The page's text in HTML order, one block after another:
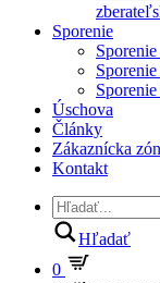
Sporenie
Úschova
Články
Zákaznícka
Kontakt
Hľadať
0